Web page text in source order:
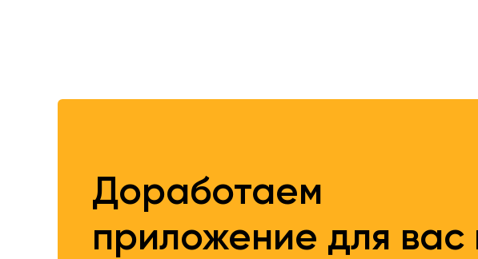
Доработаем
приложение для вас